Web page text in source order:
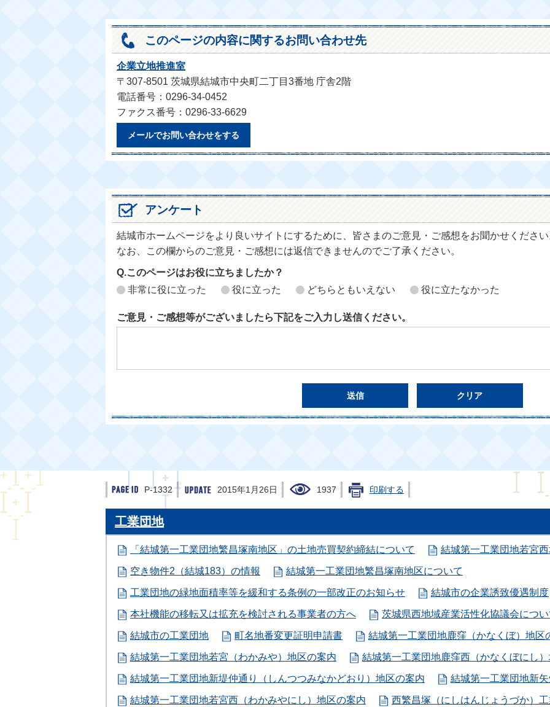
このページの内容に関するお問い合わせ先
企業立地推進室
〒307-8501 茨城県結城市中央町二丁目3番地 庁舎2階
電話番号：0296-34-0452
ファクス番号：0296-33-6629
メールでお問い合わせをする
アンケート
結城市ホームページをより良いサイトにするために、皆さまのご意見・ご感想をお聞かせくださ
なお、この欄からのご意見・ご感想には返信できませんのでご了承ください。
Q.このページはお役に立ちましたか？
非常に役に立った
役に立った どちらともいえない 役に立たなかった
ご意見・ご感想等がございましたら下記をご入力し送信ください。
P-1332 2015年1月26日 1937 印刷する
工業団地
「結城第一工業団地繁昌塚南地区」の土地売買契約締結について 結城第一工業団地若宮
空き物件2（結城183）の情報 結城第一工業団地繁昌塚南地区について
工業団地の緑地面積率等を緩和する条例の一部改正のお知らせ 結城市の企業誘致優遇制度
本社機能の移転又は拡充を検討される事業者の方へ 茨城県西地域産業活性化協議会につ
結城市の工業団地 町名地番変更証明申請書 結城第一工業団地鹿窪（かなくぼ）地区
結城第一工業団地若宮（わかみや）地区の案内 結城第一工業団地鹿窪西（かなくぼにし
結城第一工業団地新堤仲通り（しんつつみなかどおり）地区の案内 結城第一工業団地新
結城第一工業団地若宮西（わかみやにし）地区の案内 西繁昌塚（にしはんじょうづか）